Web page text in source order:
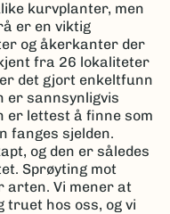
kurvplanter, men
er en viktig
og åkerkanter der
fra 26 lokaliteter
det gjort enkeltfunn
er sannsynligvis
er lettest å finne som
fanges sjelden.
og den er således
Sprøyting mot
arten. Vi mener at
hos oss, og vi